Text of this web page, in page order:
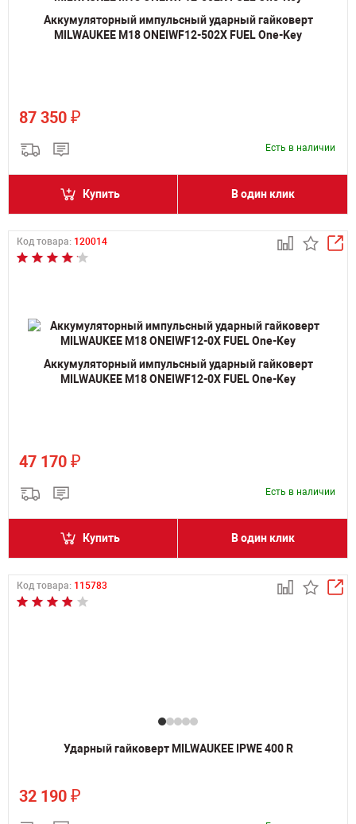
Аккумуляторный импульсный ударный гайковерт
MILWAUKEE M18 ONEIWF12-502X FUEL One-Key
87 350 ₽
Есть в наличии
Купить В один клик
Код товара: 120014
Аккумуляторный импульсный ударный гайковерт
MILWAUKEE M18 ONEIWF12-0X FUEL One-Key
47 170 ₽
Есть в наличии
Купить В один клик
Код товара: 115783
Ударный гайковерт MILWAUKEE IPWE 400 R
32 190 ₽